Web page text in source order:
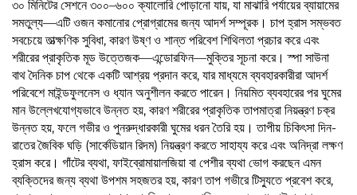
৩০ মিনিটের সেশনে ৩০০–৬০০ ক্যালোরি পোড়ানো যায়, যা মাঝারি পর্যায়ের ব্যায়ামের
সমতুল্য—এটি ওজন কমানোর প্রোগ্রামের জন্য আদর্শ সম্পূরক। চাপ হ্রাস সম্ভবত
সবচেয়ে তাত্ক্ষণিক সুবিধা, কারণ উষ্ণ ও শান্ত পরিবেশ শিথিলতা প্রচার করে এবং
শরীরের প্রাকৃতিক মূড উত্তেজক—এন্ডোরফিন—মুক্তির সূচনা করে। স্পা সাউনা
বাথ দৈনিক চাপ থেকে একটি আশ্রয় প্রদান করে, যার মাধ্যমে ব্যবহারকারীরা আদর্শ
পরিবেশে মাইন্ডফুলনেস ও ধ্যান অনুশীলন করতে পারেন। নিয়মিত ব্যবহারের পর ঘুমের
মান উল্লেখযোগ্যভাবে উন্নত হয়, কারণ শরীরের প্রাকৃতিক তাপমাত্রা নিয়ন্ত্রণ চক্র
উন্নত হয়, ফলে গভীর ও পুনরুদ্ধারকারী ঘুমের ধরন তৈরি হয়। তাপীয় চিকিৎসা দিন-
রাতের জৈবিক ঘড়ি (সার্কেডিয়ান রিদম) নিয়ন্ত্রণ করতে সাহায্য করে এবং অনিদ্রা লক্ষণ
হ্রাস করে। গাঁটের ব্যথা, ফাইব্রোমায়ালজিয়া বা পেশীর ব্যথা ভোগ করছেন এমন
ব্যক্তিদের জন্য ব্যথা উপশম সহজতর হয়, কারণ তাপ গভীরে টিস্যুতে প্রবেশ করে,